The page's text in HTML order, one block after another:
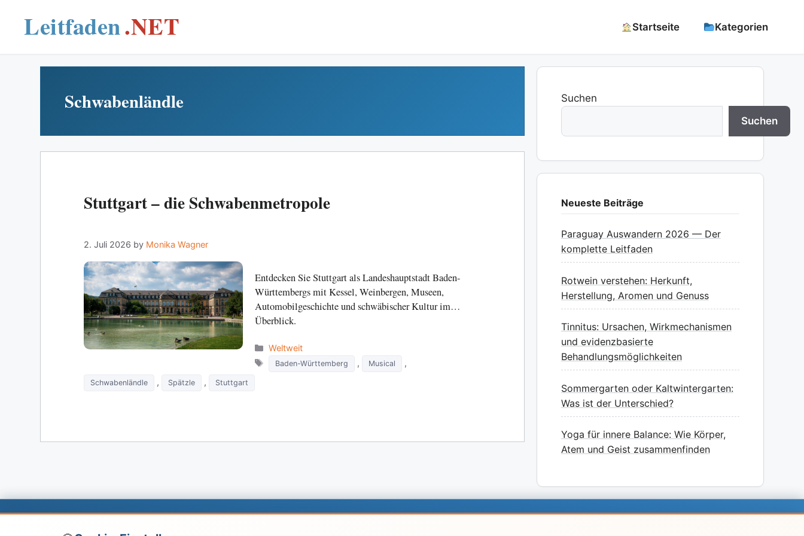
content
Startseite Kategorien
Schwabenländle
Stuttgart – die Schwabenmetropole
2. Juli 2026 by Monika Wagner
Entdecken Sie Stuttgart als Landeshauptstadt Baden-
Württembergs mit Kessel, Weinbergen, Museen,
Automobilgeschichte und schwäbischer Kultur im
Überblick.
Categories
Weltweit
Tags
Baden-Württemberg , Musical ,
Schwabenländle , Spätzle , Stuttgart
Suchen
Suchen
Neueste Beiträge
Paraguay Auswandern 2026 — Der
komplette Leitfaden
Rotwein verstehen: Herkunft,
Herstellung, Aromen und Genuss
Tinnitus: Ursachen, Wirkmechanismen
und evidenzbasierte
Behandlungsmöglichkeiten
Sommergarten oder Kaltwintergarten:
Was ist der Unterschied?
Yoga für innere Balance: Wie Körper,
Atem und Geist zusammenfinden